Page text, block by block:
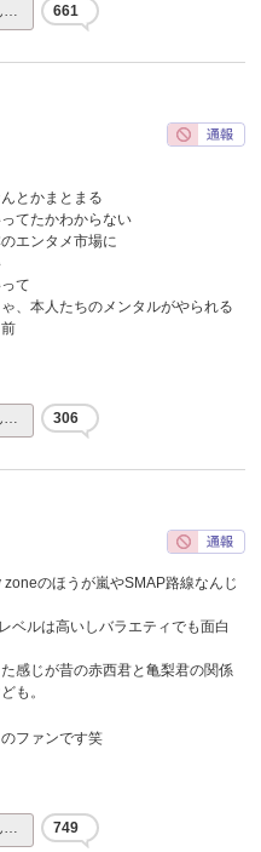
… 661
とかまとまる
てたかわからない
エンタメ市場に
て
、本人たちのメンタルがやられる
… 306
のほうが嵐やSMAP路線なんじ
ベルは高いしバラエティでも面白
感じが昔の赤西君と亀梨君の関係
も。
ファンです笑
… 749